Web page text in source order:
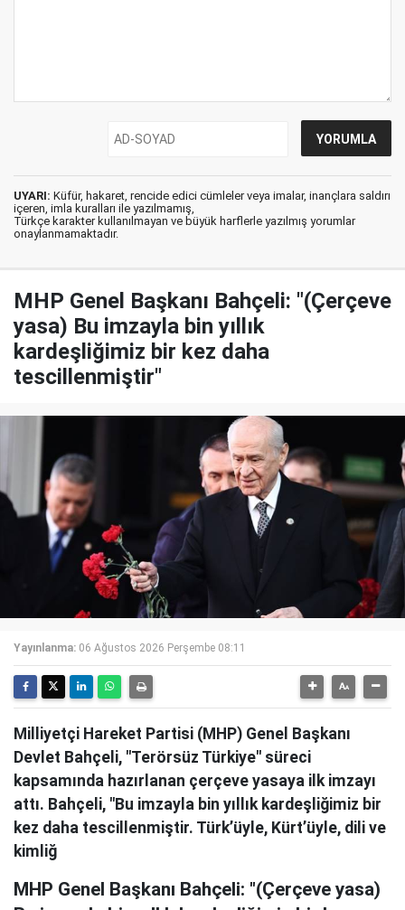
UYARI: Küfür, hakaret, rencide edici cümleler veya imalar, inançlara saldırı
içeren, imla kuralları ile yazılmamış,
Türkçe karakter kullanılmayan ve büyük harflerle yazılmış yorumlar
onaylanmamaktadır.
MHP Genel Başkanı Bahçeli: "(Çerçeve
yasa) Bu imzayla bin yıllık
kardeşliğimiz bir kez daha
tescillenmiştir"
Yayınlanma: 06 Ağustos 2026 Perşembe 08:11
Milliyetçi Hareket Partisi (MHP) Genel Başkanı
Devlet Bahçeli, "Terörsüz Türkiye" süreci
kapsamında hazırlanan çerçeve yasaya ilk imzayı
attı. Bahçeli, "Bu imzayla bin yıllık kardeşliğimiz bir
kez daha tescillenmiştir. Türk’üyle, Kürt’üyle, dili ve
kimliğ
MHP Genel Başkanı Bahçeli: "(Çerçeve yasa)